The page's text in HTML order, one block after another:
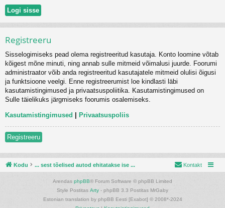
Registreeru
Sisselogimiseks pead olema registreeritud kasutaja. Konto loomine võtab
kõigest mõne minuti, ning annab sulle mitmeid võimalusi juurde. Foorumi
administraator võib anda registreeritud kasutajatele mitmeid olulisi õigusi
ja funktsioone veelgi. Enne registreerumist loe kindlasti läbi
kasutamistingimused ja privaatsuspoliitika. Kasutamistingimused on
Sulle täielikuks järgmiseks foorumis osalemiseks.
Kasutamistingimused | Privaatsuspoliis
Registreeru
Kodu ... sest tõelised autod ehitatakse ise ... Kontakt
Arendas phpBB® Forum Software © phpBB Limited
Style Postitas Arty - phpBB 3.3 Postitas MrGaby
Estonian translation by phpBB Eesti [Exabot] © 2008*-2024